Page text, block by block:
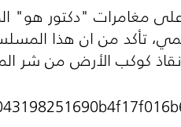
مغامرات "دكتور هو"
تأكد من ان هذا
كوكب الأرض من شر